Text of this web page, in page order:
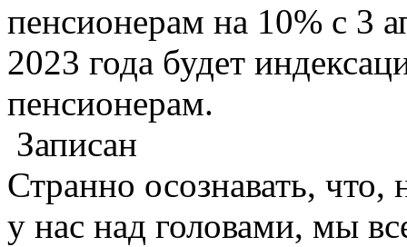
пенсионерам на 10% с 3
2023 года будет
пенсионерам.
Записан
Странно осознавать,
у нас над головами, мы